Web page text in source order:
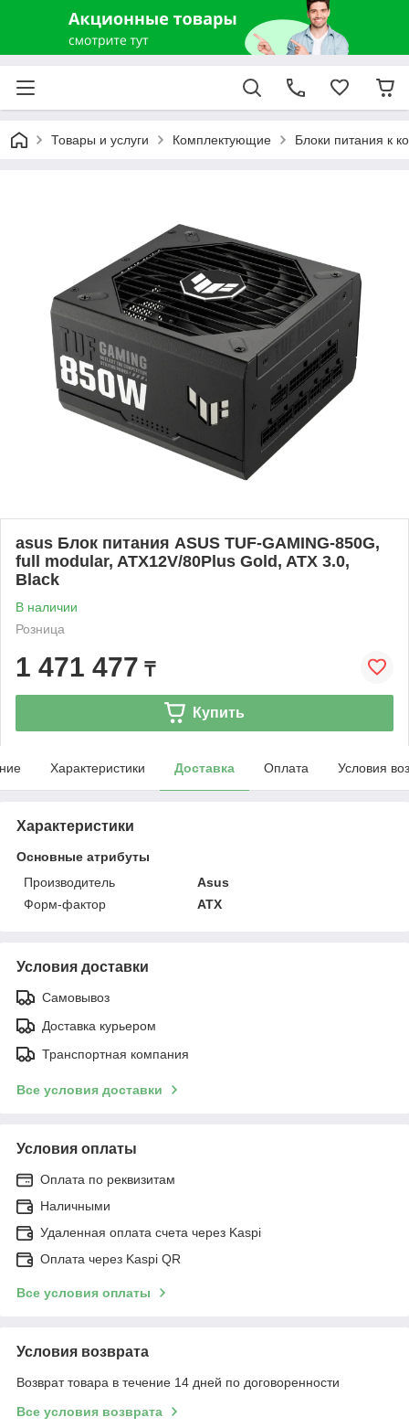
Товары и услуги Комплектующие Блоки питания к
asus Блок питания ASUS TUF-GAMING-850G,
full modular, ATX12V/80Plus Gold, ATX 3.0,
Black
В наличии
Розница
1 471 477 ₸
Купить
Характеристики Доставка Оплата Условия
Характеристики
Основные атрибуты
Производитель
Asus
Форм-фактор
ATX
Условия доставки
Самовывоз
Доставка курьером
Транспортная компания
Все условия доставки
Условия оплаты
Оплата по реквизитам
Наличными
Удаленная оплата счета через Kaspi
Оплата через Kaspi QR
Все условия оплаты
Условия возврата
Возврат товара в течение 14 дней по договоренности
Все условия возврата